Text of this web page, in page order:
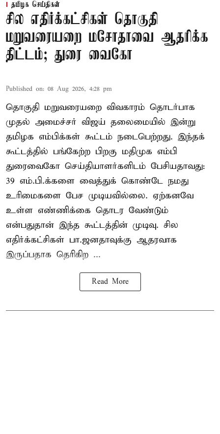
தமிழக செய்திகள்
சில எதிர்க்கட்சிகள் தொகுதி
மறுவரையறை மசோதாவை ஆதரிக்க
திட்டம்; துரை வைகோ
Published on: 08 Aug 2026, 4:28 pm
தொகுதி மறுவரையறை விவகாரம் தொடர்பாக
முதல் அமைச்சர் விஜய் தலைமையில் இன்று
தமிழக எம்பிக்கள் கூட்டம் நடைபெற்றது. இந்தக்
கூட்டத்தில் பங்கேற்ற பிறகு மதிமுக எம்பி
துரைவைகோ செய்தியாளர்களிடம் பேசியதாவது:
39 எம்.பி.க்களை வைத்துக் கொண்டே நமது
உரிமைகளை பேச முடியவில்லை. ஏற்கனவே
உள்ள எண்ணிக்கை தொடர வேண்டும்
என்பதுதான் இந்த கூட்டத்தின் முடிவு. சில
எதிர்க்கட்சிகள் பா.ஜனதாவுக்கு ஆதரவாக
இருப்பதாக தெரிகிற ...
Read More